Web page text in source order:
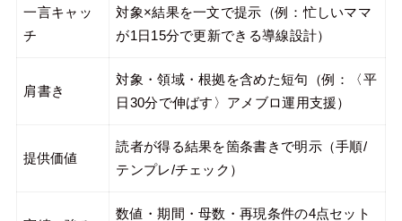
一言キャッ
チ
対象×結果を一文で提示（例：忙しいママ
が1日15分で更新できる導線設計）
肩書き
対象・領域・根拠を含めた短句（例：〈平
日30分で伸ばす〉アメブロ運用支援）
提供価値
読者が得る結果を箇条書きで明示（手順/
テンプレ/チェック）
数値・期間・母数・再現条件の4点セット